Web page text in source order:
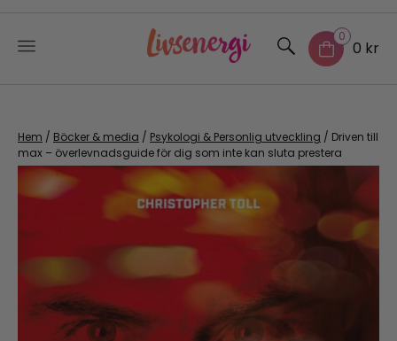
content
0
0 kr
Hem / Böcker & media / Psykologi & Personlig utveckling / Driven till
max – överlevnadsguide för dig som inte kan sluta prestera